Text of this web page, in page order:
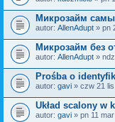
Микрозайм
autor: AllenAdupt » pn
Микрозайм без
autor: AllenAdupt »
Prośba o
autor: gavi » czw 21
Układ scalony w
autor: gavi » pn 11